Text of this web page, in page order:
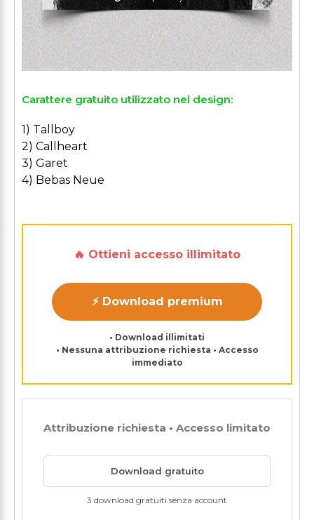
Carattere gratuito utilizzato nel design:
1) Tallboy
2) Callheart
3) Garet
4) Bebas Neue
🔥 Ottieni accesso illimitato
⚡ Download premium
• Download illimitati
• Nessuna attribuzione richiesta • Accesso
immediato
Attribuzione richiesta • Accesso limitato
Download gratuito
3 download gratuiti senza account